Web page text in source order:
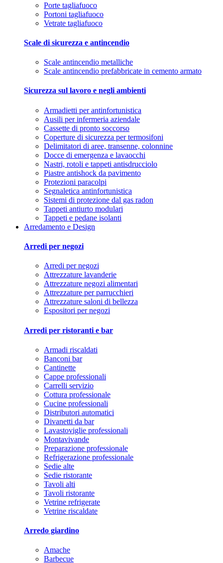
Porte tagliafuoco
Portoni tagliafuoco
Vetrate tagliafuoco
Scale di sicurezza e antincendio
Scale antincendio metalliche
Scale antincendio prefabbricate in cemento armato
Sicurezza sul lavoro e negli ambienti
Armadietti per antinfortunistica
Ausili per infermeria aziendale
Cassette di pronto soccorso
Coperture di sicurezza per termosifoni
Delimitatori di aree, transenne, colonnine
Docce di emergenza e lavaocchi
Nastri, rotoli e tappeti antisdrucciolo
Piastre antishock da pavimento
Protezioni paracolpi
Segnaletica antinfortunistica
Sistemi di protezione dal gas radon
Tappeti antiurto modulari
Tappeti e pedane isolanti
Arredamento e Design
Arredi per negozi
Arredi per negozi
Attrezzature lavanderie
Attrezzature negozi alimentari
Attrezzature per parrucchieri
Attrezzature saloni di bellezza
Espositori per negozi
Arredi per ristoranti e bar
Armadi riscaldati
Banconi bar
Cantinette
Cappe professionali
Carrelli servizio
Cottura professionale
Cucine professionali
Distributori automatici
Divanetti da bar
Lavastoviglie professionali
Montavivande
Preparazione professionale
Refrigerazione professionale
Sedie alte
Sedie ristorante
Tavoli alti
Tavoli ristorante
Vetrine refrigerate
Vetrine riscaldate
Arredo giardino
Amache
Barbecue